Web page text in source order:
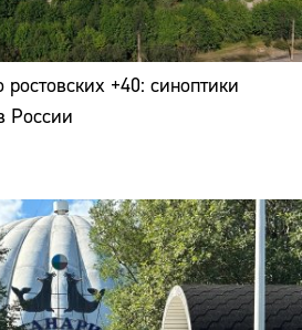
+40: синоптики
России